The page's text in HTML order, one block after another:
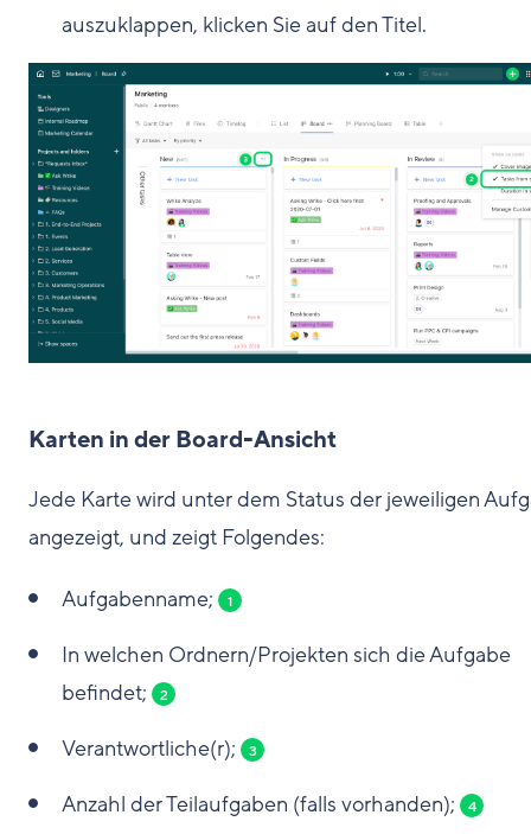
auszuklappen, klicken Sie auf den Titel.
Karten in der Board-Ansicht
Jede Karte wird unter dem Status der jeweiligen
angezeigt, und zeigt Folgendes:
Aufgabenname; 1
In welchen Ordnern/Projekten sich die Aufgabe
befindet;
2
Verantwortliche(r); 3
Anzahl der Teilaufgaben (falls vorhanden); 4